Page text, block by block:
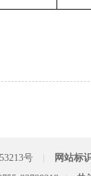
号 网站标